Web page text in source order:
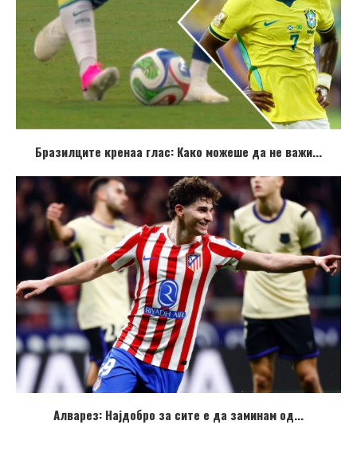
Бразилците кренаа глас: Како можеше да не важи...
Алварез: Најдобро за сите е да заминам од...